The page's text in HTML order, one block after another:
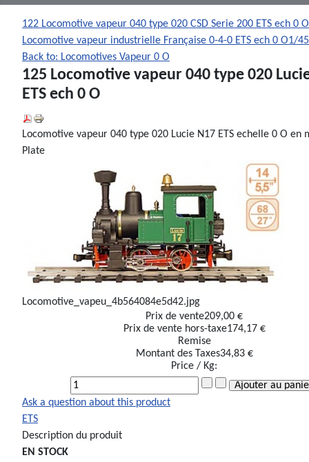
122 Locomotive vapeur 040 type 020 CSD Serie 200 ETS ech 0 O
Locomotive vapeur industrielle Française 0-4-0 ETS ech 0 O1/45
Back to: Locomotives Vapeur 0 O
125 Locomotive vapeur 040 type 020
ETS ech 0 O
Locomotive vapeur 040 type 020 Lucie N17 ETS echelle 0 O en
Plate
Locomotive_vapeu_4b564084e5d42.jpg
Prix ​​de vente209,00 €
Prix de vente hors-taxe174,17 €
Remise
Montant des Taxes34,83 €
Price / Kg:
Ask a question about this product
ETS
Description du produit
EN STOCK